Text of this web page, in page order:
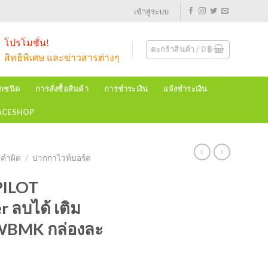
เข้าสู่ระบบ
โปรโมชั่น!
สิทธิพิเศษ และข่าวสารต่างๆ
ตะกร้าสินค้า / 0฿
ชนิด การสั่งซื้อสินค้า การชำระเงิน แจ้งชำระเงิน
ำผิด / ปากกาไวท์บอร์ด
ลบได้ เติม
กล่องละ